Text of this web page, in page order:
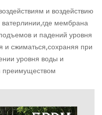
и воздействию
ватерлинии,где мембрана
и падений уровня
и сжиматься,сохраняя при
уровня воды и
преимуществом